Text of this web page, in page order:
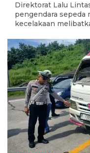
Direktorat Lalu
pengendara sepeda
kecelakaan